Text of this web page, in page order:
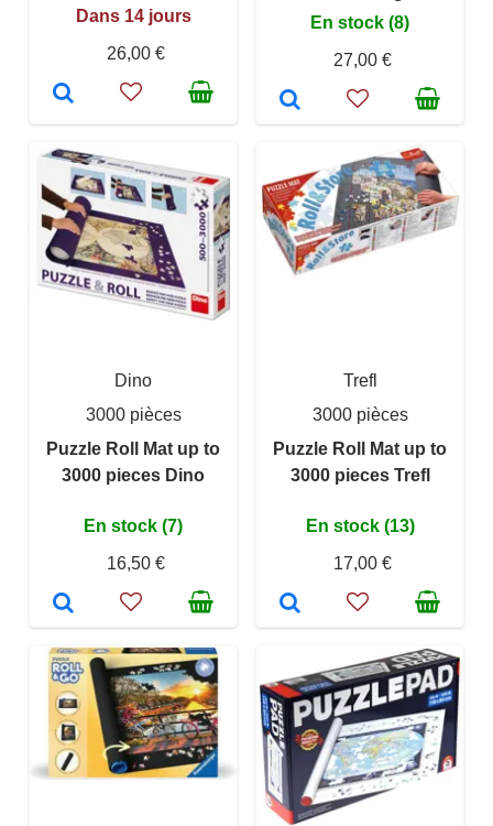
Dans 14 jours
26,00 €
En stock (8)
27,00 €
Dino
3000 pièces
Puzzle Roll Mat up to
3000 pieces Dino
En stock (7)
16,50 €
Trefl
3000 pièces
Puzzle Roll Mat up to
3000 pieces Trefl
En stock (13)
17,00 €